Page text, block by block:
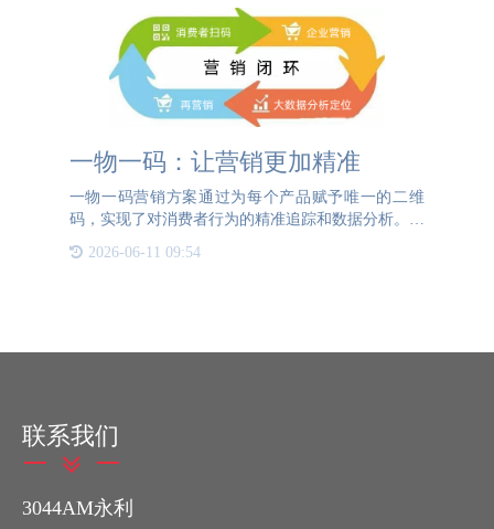
一物一码：让营销更加精准
一物一码营销方案通过为每个产品赋予唯一的二维
码，实现了对消费者行为的精准追踪和数据分析。当
消费者扫描二维码时，企业可以收集到详细的用户信
息，包括购买时间、地点、频次等，从而进行更精准
2026-06-11 09:54
联系我们
3044AM永利